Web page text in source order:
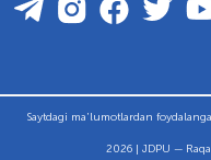
Saytdagi ma'lumotlardan
2026 | JDPU —